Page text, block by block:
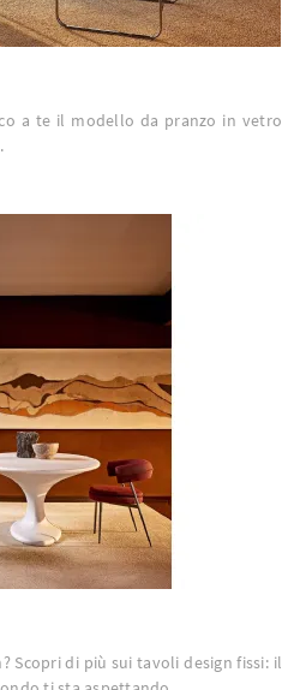
a te il modello da pranzo in vetro
Scopri di più sui tavoli design fissi: il